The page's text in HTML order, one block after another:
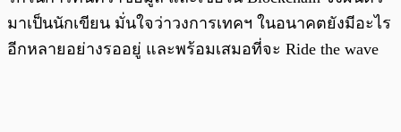
มาเป็นนักเขียน มั่นใจว่าวงการเทคฯ ในอนาคตยังมีอะไร
อีกหลายอย่างรออยู่ และพร้อมเสมอที่จะ Ride the wave